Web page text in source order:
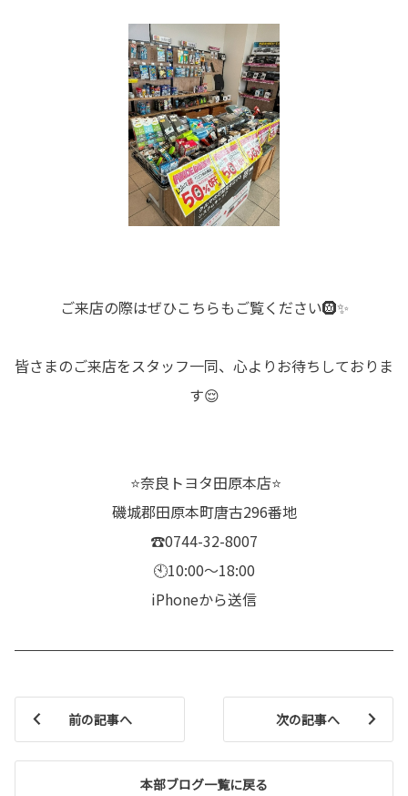
ご来店の際はぜひこちらもご覧ください🛞✨
皆さまのご来店をスタッフ一同、心よりお待ちしておりま
す😌
⭐️奈良トヨタ田原本店⭐️
磯城郡田原本町唐古296番地
☎️0744-32-8007
🕙10:00〜18:00
iPhoneから送信
前の記事へ
本部ブログ一覧に戻る
次の記事へ